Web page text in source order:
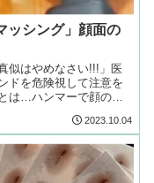
ッシング」顔面の
似はやめなさい!!!」医
ドを危険視して注意を
は…ハンマーで顔の骨
2023.10.04